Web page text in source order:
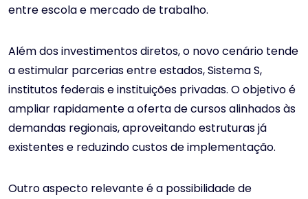
entre escola e mercado de trabalho.
Além dos investimentos diretos, o novo cenário tende
a estimular parcerias entre estados, Sistema S,
institutos federais e instituições privadas. O objetivo é
ampliar rapidamente a oferta de cursos alinhados às
demandas regionais, aproveitando estruturas já
existentes e reduzindo custos de implementação.
Outro aspecto relevante é a possibilidade de